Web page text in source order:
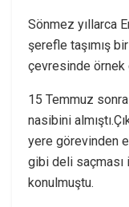
Sönmez yıllarca
şerefle taşımış
çevresinde örnek
15 Temmuz
nasibini
yere görevinden
gibi deli saçması
konulmuştu.